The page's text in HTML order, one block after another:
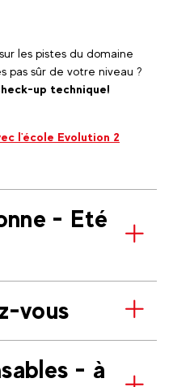
les pistes du domaine
pas sûr de votre niveau ?
up technique!
l'école Evolution 2
- Eté
vous
- à